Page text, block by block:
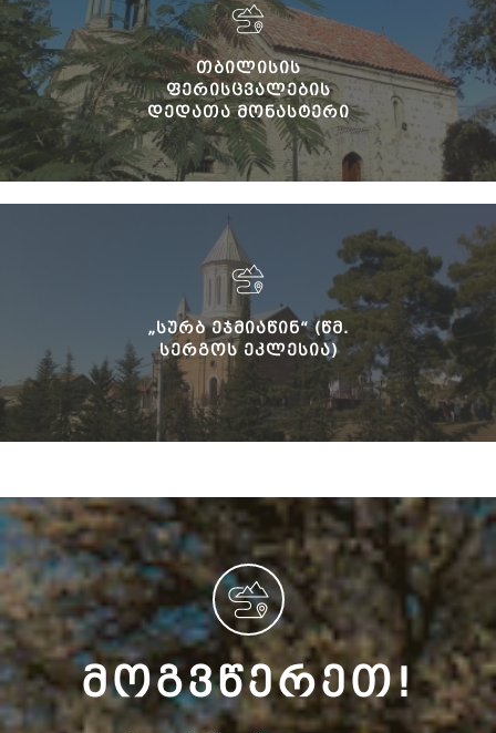
ᲗᲑᲘᲚᲘᲡᲘᲡ
ᲤᲔᲠᲘᲡᲪᲕᲐᲚᲔᲑᲘᲡ
ᲓᲔᲓᲐᲗᲐ ᲛᲝᲜᲐᲡᲢᲔᲠᲘ
„ᲡᲣᲠᲑ ᲔᲯᲛᲘᲐᲬᲘᲜ“ (ᲬᲛ.
ᲡᲔᲠᲒᲝᲡ ᲔᲙᲚᲔᲡᲘᲐ)
ᲛᲝᲒᲕᲬᲔᲠᲔᲗ!